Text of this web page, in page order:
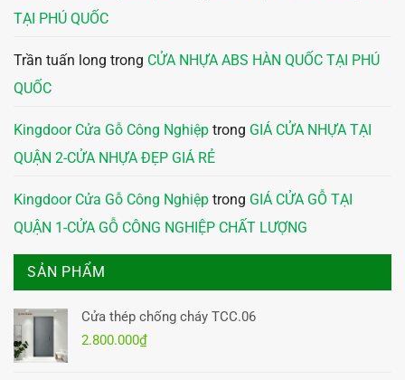
TẠI PHÚ QUỐC
Trần tuấn long trong CỬA NHỰA ABS HÀN QUỐC TẠI PHÚ
QUỐC
Kingdoor Cửa Gỗ Công Nghiệp trong GIÁ CỬA NHỰA TẠI
QUẬN 2-CỬA NHỰA ĐẸP GIÁ RẺ
Kingdoor Cửa Gỗ Công Nghiệp trong GIÁ CỬA GỖ TẠI
QUẬN 1-CỬA GỖ CÔNG NGHIỆP CHẤT LƯỢNG
SẢN PHẨM
Cửa thép chống cháy TCC.06
2.800.000₫